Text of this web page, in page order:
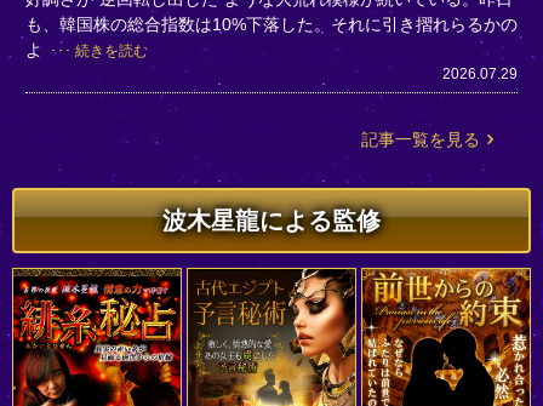
も、韓国株の総合指数は10%下落した。それに引き摺れらるかの
よ
続きを読む
2026.07.29
記事一覧を見る
波木星龍による監修